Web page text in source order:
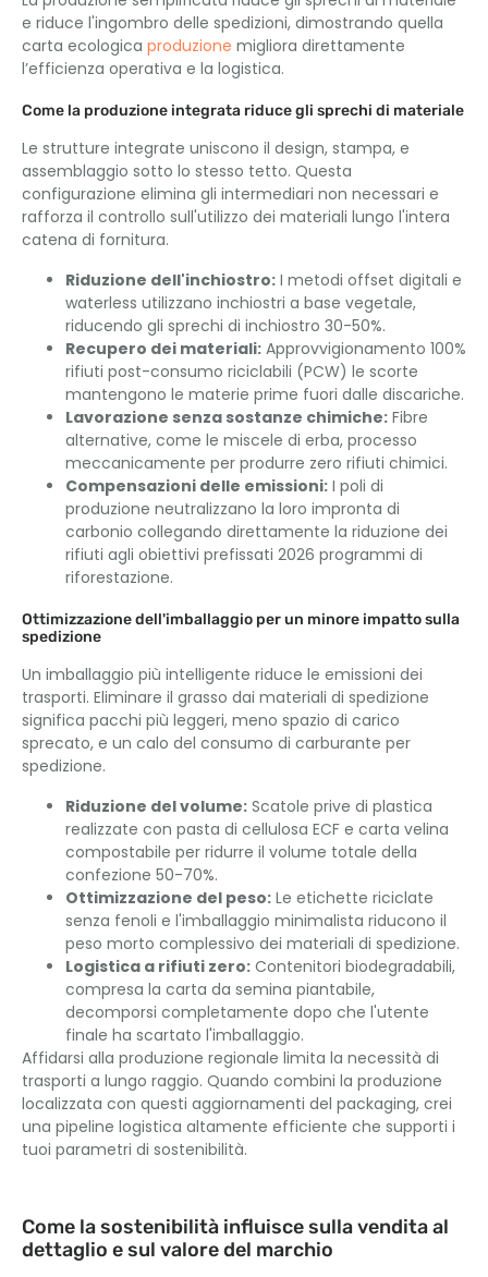
e riduce l'ingombro delle spedizioni, dimostrando quella
carta ecologica produzione migliora direttamente
l’efficienza operativa e la logistica.
Come la produzione integrata riduce gli sprechi di materiale
Le strutture integrate uniscono il design, stampa, e
assemblaggio sotto lo stesso tetto. Questa
configurazione elimina gli intermediari non necessari e
rafforza il controllo sull'utilizzo dei materiali lungo l'intera
catena di fornitura.
Riduzione dell'inchiostro: I metodi offset digitali e
waterless utilizzano inchiostri a base vegetale,
riducendo gli sprechi di inchiostro 30-50%.
Recupero dei materiali: Approvvigionamento 100%
rifiuti post-consumo riciclabili (PCW) le scorte
mantengono le materie prime fuori dalle discariche.
Lavorazione senza sostanze chimiche: Fibre
alternative, come le miscele di erba, processo
meccanicamente per produrre zero rifiuti chimici.
Compensazioni delle emissioni: I poli di
produzione neutralizzano la loro impronta di
carbonio collegando direttamente la riduzione dei
rifiuti agli obiettivi prefissati 2026 programmi di
riforestazione.
Ottimizzazione dell'imballaggio per un minore impatto sulla
spedizione
Un imballaggio più intelligente riduce le emissioni dei
trasporti. Eliminare il grasso dai materiali di spedizione
significa pacchi più leggeri, meno spazio di carico
sprecato, e un calo del consumo di carburante per
spedizione.
Riduzione del volume: Scatole prive di plastica
realizzate con pasta di cellulosa ECF e carta velina
compostabile per ridurre il volume totale della
confezione 50-70%.
Ottimizzazione del peso: Le etichette riciclate
senza fenoli e l'imballaggio minimalista riducono il
peso morto complessivo dei materiali di spedizione.
Logistica a rifiuti zero: Contenitori biodegradabili,
compresa la carta da semina piantabile,
decomporsi completamente dopo che l'utente
finale ha scartato l'imballaggio.
Affidarsi alla produzione regionale limita la necessità di
trasporti a lungo raggio. Quando combini la produzione
localizzata con questi aggiornamenti del packaging, crei
una pipeline logistica altamente efficiente che supporti i
tuoi parametri di sostenibilità.
Come la sostenibilità influisce sulla vendita al
dettaglio e sul valore del marchio